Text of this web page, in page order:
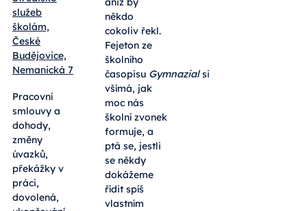
služeb
školám,
České
Budějovice,
Nemanická 7
Pracovní
smlouvy a
dohody,
změny
úvazků,
překážky v
práci,
dovolená,
někdo
cokoliv řekl.
Fejeton ze
školního
časopisu Gymnazialsi
všímá, jak
moc nás
školní zvonek
formuje, a
ptá se, jestli
se někdy
dokážeme
řídit spíš
vlastním